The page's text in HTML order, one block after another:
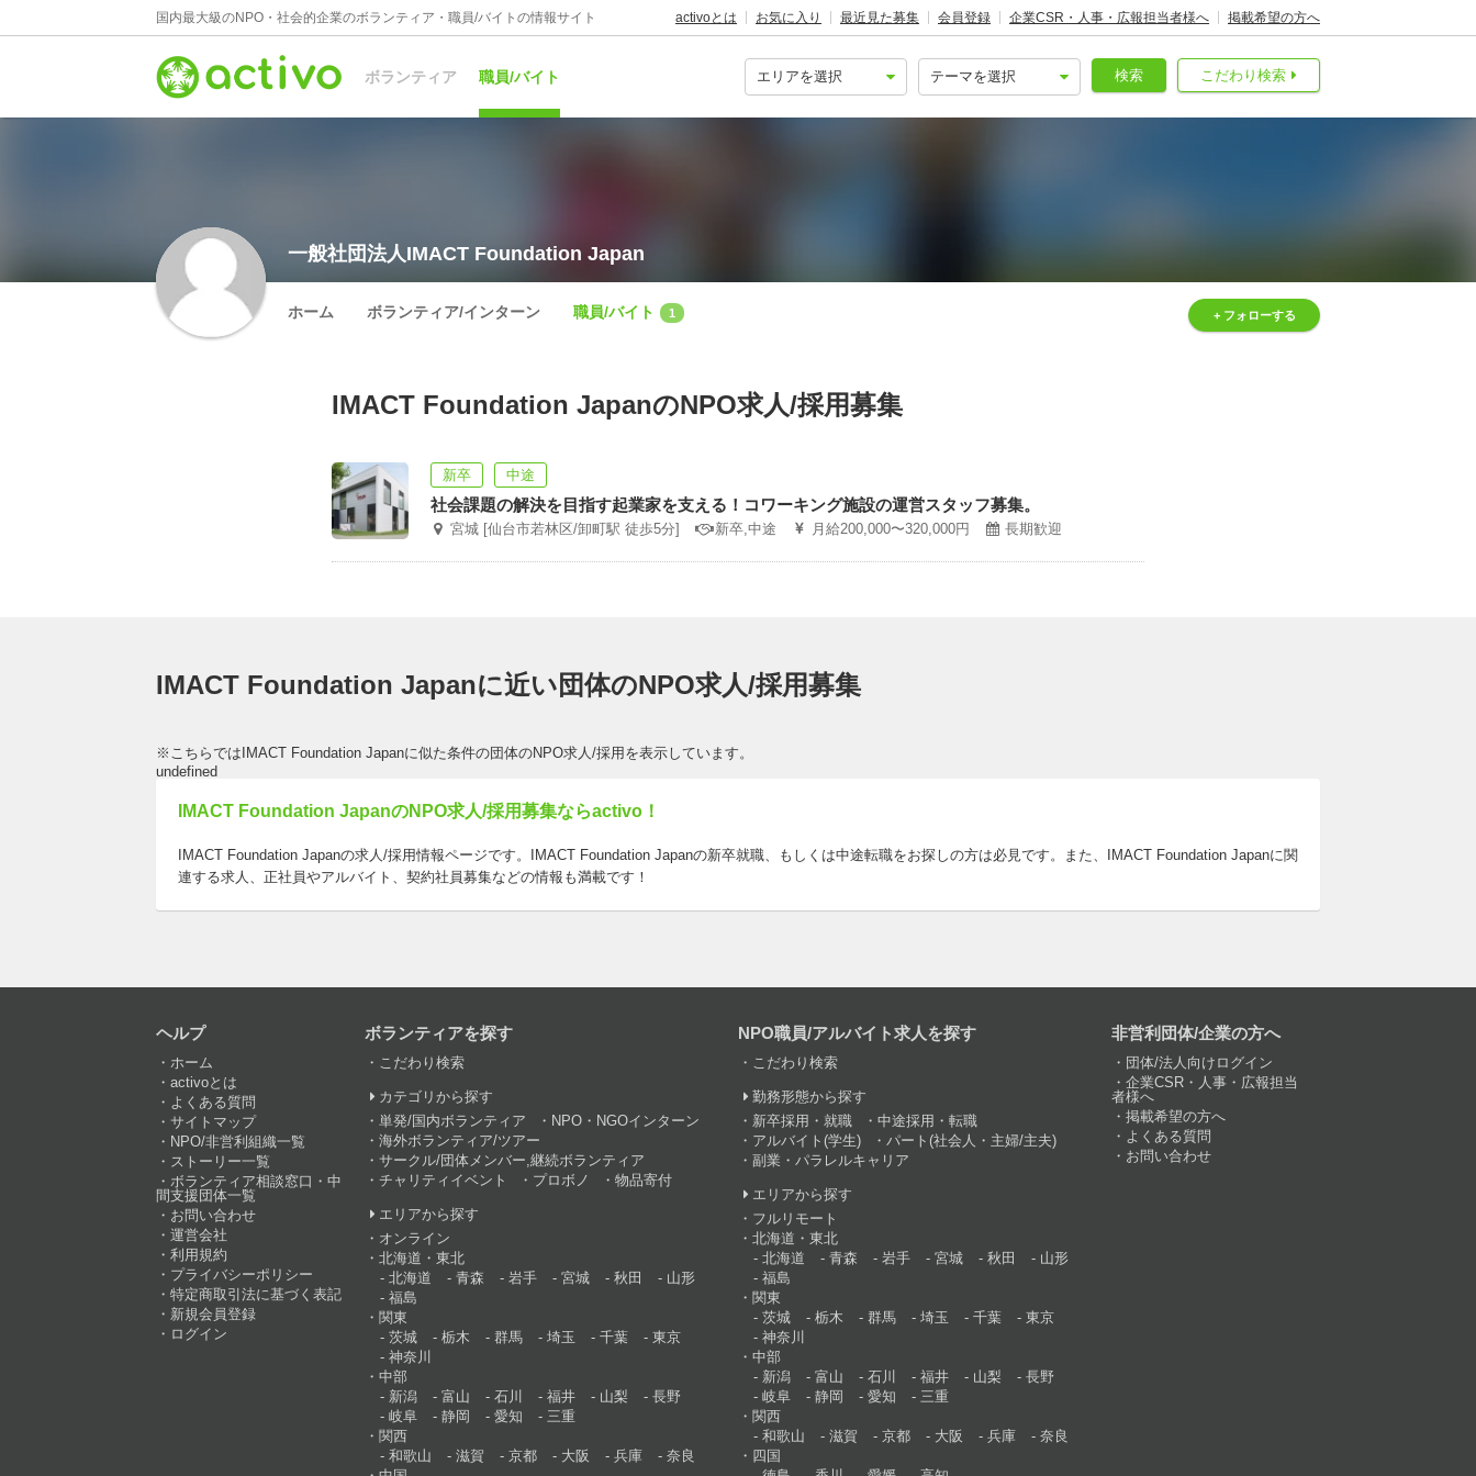
国内最大級のNPO・社会的企業のボランティア・職員/バイトの情報サイト activoとは お気に入り 最近見た募集 会員登録 企業CSR・人事・広報担当者様へ 掲載希望の方へ
ボランティア 職員/バイト こだわり検索
検索
一般社団法人IMACT Foundation Japan
ホーム ボランティア/インターン 職員/バイト 1 + フォローする
IMACT Foundation JapanのNPO求人/採用募集
新卒 中途
社会課題の解決を目指す起業家を支える！コワーキング施設の運営スタッフ募集。
宮城 [仙台市若林区/卸町駅 徒歩5分] 新卒,中途 月給200,000〜320,000円 長期歓迎
IMACT Foundation Japanに近い団体のNPO求人/採用募集
※こちらではIMACT Foundation Japanに似た条件の団体のNPO求人/採用を表示しています。
undefined
IMACT Foundation JapanのNPO求人/採用募集ならactivo！
IMACT Foundation Japanの求人/採用情報ページです。IMACT Foundation Japanの新卒就職、もしくは中途転職をお探しの方は必見です。また、IMACT Foundation Japanに関
連する求人、正社員やアルバイト、契約社員募集などの情報も満載です！
ヘルプ
ホーム
activoとは
よくある質問
サイトマップ
NPO/非営利組織一覧
ストーリー一覧
ボランティア相談窓口・中
間支援団体一覧
お問い合わせ
運営会社
利用規約
プライバシーポリシー
特定商取引法に基づく表記
新規会員登録
ログイン
ボランティアを探す
こだわり検索
カテゴリから探す
単発/国内ボランティア
NPO・NGOインターン
海外ボランティア/ツアー
サークル/団体メンバー,継続ボランティア
チャリティイベント
プロボノ 物品寄付
エリアから探す
オンライン
北海道・東北
北海道
青森 岩手 宮城 秋田
山形
福島
関東
茨城
栃木 群馬 埼玉 千葉
東京
神奈川
中部
新潟
富山 石川 福井 山梨
長野
岐阜
静岡 愛知
三重
関西
和歌山
滋賀 京都 大阪 兵庫
奈良
NPO職員/アルバイト求人を探す
こだわり検索
勤務形態から探す
新卒採用・就職
中途採用・転職
アルバイト(学生)
パート(社会人・主婦/主夫)
副業・パラレルキャリア
エリアから探す
フルリモート
北海道・東北
北海道
青森 岩手 宮城 秋田
山形
福島
関東
茨城
栃木 群馬 埼玉 千葉
東京
神奈川
中部
新潟
富山 石川 福井 山梨
長野
岐阜
静岡 愛知
三重
関西
和歌山
滋賀 京都 大阪 兵庫
奈良
四国
非営利団体/企業の方へ
団体/法人向けログイン
企業CSR・人事・広報担当
者様へ
掲載希望の方へ
よくある質問
お問い合わせ